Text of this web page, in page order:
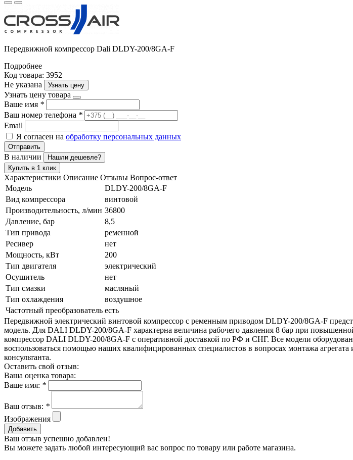
Передвижной компрессор Dali DLDY-200/8GA-F
Подробнее
Код товара: 3952
Не указана
Узнать цену
Узнать цену товара
Ваше имя *
Ваш номер телефона *
Email
Я согласен на обработку персональных данных
Отправить
В наличии
Нашли дешевле?
Купить в 1 клик
Характеристики Описание Отзывы Вопрос-ответ
Модель
DLDY-200/8GA-F
Вид компрессора
винтовой
Производительность, л/мин 36800
Давление, бар
8,5
Тип привода
ременной
Ресивер
нет
Мощность, кВт
200
Тип двигателя
электрический
Осушитель
нет
Тип смазки
масляный
Тип охлаждения
воздушное
Частотный преобразователь есть
Передвижной электрический винтовой компрессор с ременным приводом DLDY-200/8GA-F
модель. Для DALI DLDY-200/8GA-F характерна величина рабочего давления 8 бар при
компрессор DALI DLDY-200/8GA-F с оперативной доставкой по РФ и СНГ. Все модели
воспользоваться помощью наших квалифицированных специалистов в вопросах монтажа
консультанта.
Оставить свой отзыв:
Ваша оценка товара:
Ваше имя: *
Ваш отзыв: *
Изображения
Добавить
Ваш отзыв успешно добавлен!
Вы можете задать любой интересующий вас вопрос по товару или работе магазина.